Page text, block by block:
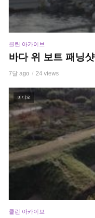
클린 아카이브
바다 위 보트 패닝샷
7달 ago 24 views
비디오
클린 아카이브